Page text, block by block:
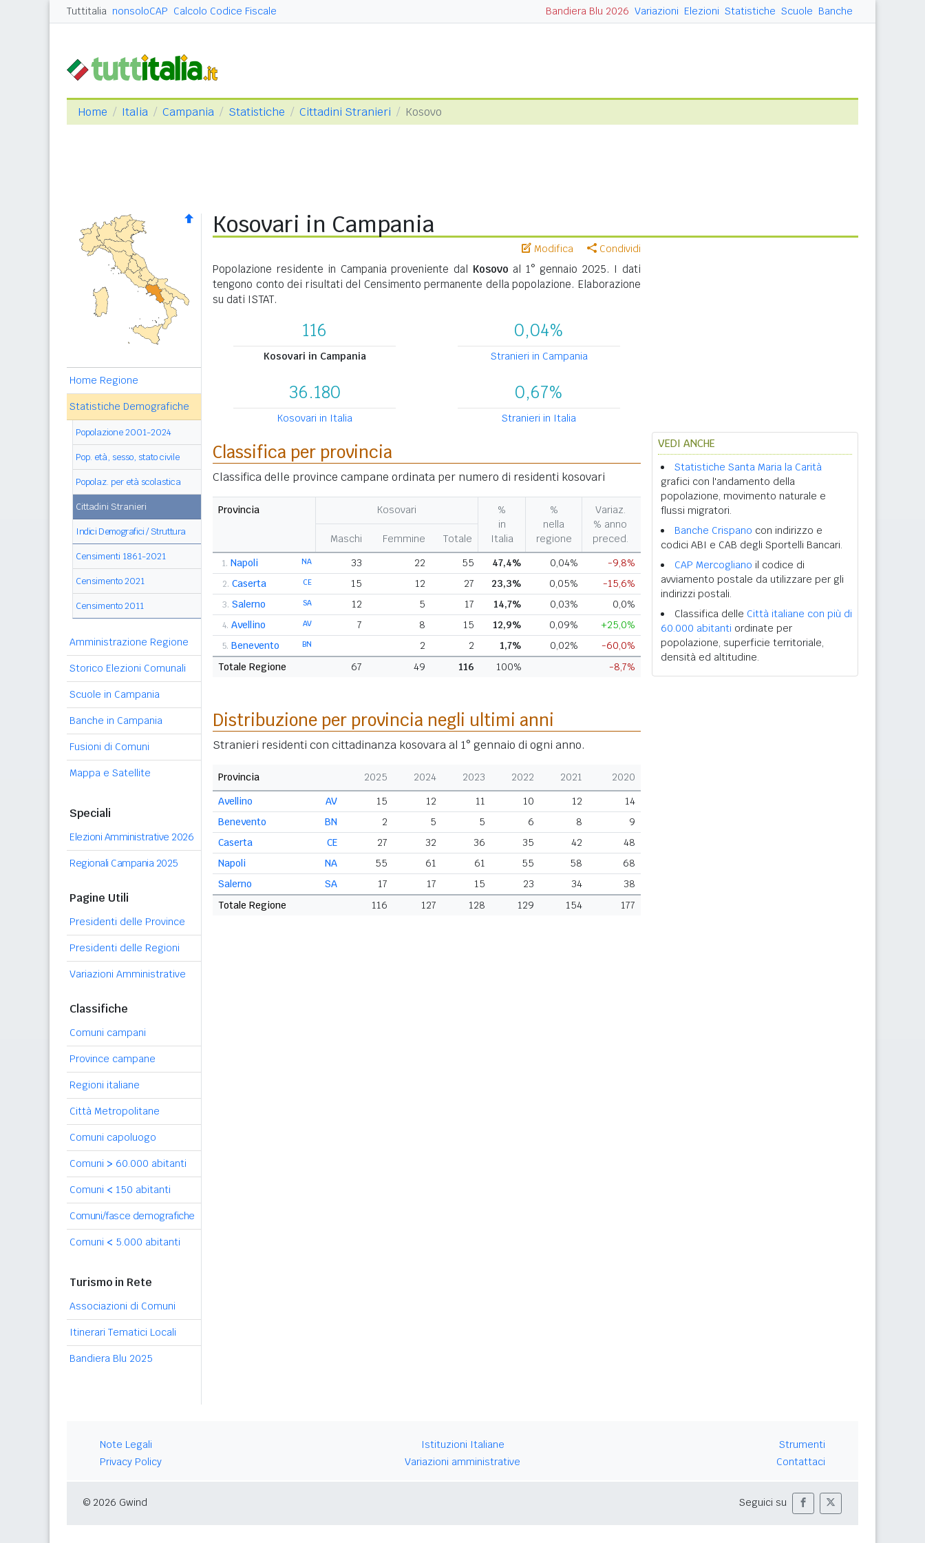
Tuttitalia nonsoloCAP Calcolo Codice Fiscale Bandiera Blu 2026 Variazioni Elezioni Statistiche Scuole Banche
Home Italia Campania Statistiche Cittadini Stranieri Kosovo
Home Regione
Statistiche Demografiche
Popolazione 2001-2024
Pop. età, sesso, stato civile
Popolaz. per età scolastica
Cittadini Stranieri
Indici Demografici / Struttura
Censimenti 1861-2021
Censimento 2021
Censimento 2011
Amministrazione Regione
Storico Elezioni Comunali
Scuole in Campania
Banche in Campania
Fusioni di Comuni
Mappa e Satellite
Speciali
Elezioni Amministrative 2026
Regionali Campania 2025
Pagine Utili
Presidenti delle Province
Presidenti delle Regioni
Variazioni Amministrative
Classifiche
Comuni campani
Province campane
Regioni italiane
Città Metropolitane
Comuni capoluogo
Comuni > 60.000 abitanti
Comuni < 150 abitanti
Comuni/fasce demografiche
Comuni < 5.000 abitanti
Turismo in Rete
Associazioni di Comuni
Itinerari Tematici Locali
Bandiera Blu 2025
Kosovari in Campania
Modifica Condividi
Popolazione residente in Campania proveniente dal Kosovo al 1° gennaio 2025. I dati
tengono conto dei risultati del Censimento permanente della popolazione. Elaborazione
su dati ISTAT.
116
Kosovari in Campania
0,04%
Stranieri in Campania
36.180
Kosovari in Italia
0,67%
Stranieri in Italia
Classifica per provincia
Classifica delle province campane ordinata per numero di residenti kosovari
Provincia Kosovari
%
in
Italia
%
nella
regione
Variaz.
% anno
preced.
Maschi Femmine Totale
1. NA
Napoli 33 22 55 47,4% 0,04% -9,8%
2. CE
Caserta 15 12 27 23,3% 0,05% -15,6%
3. SA
Salerno 12 5 17 14,7% 0,03% 0,0%
4. AV
Avellino 7 8 15 12,9% 0,09% +25,0%
5. BN
Benevento 2 2 1,7% 0,02%
-60,0%
Totale Regione
67 49 116 100% -8,7%
Distribuzione per provincia negli ultimi anni
Stranieri residenti con cittadinanza kosovara al 1° gennaio di ogni anno.
Provincia 2025 2024 2023 2022 2021
2020
AV
Avellino 15 12 11 10 12
14
BN
Benevento 2 5 5 6 8
9
CE
Caserta 27 32 36 35 42
48
NA
Napoli 55 61 61 55 58
68
SA
Salerno 17 17 15 23 34
38
Totale Regione
116 127 128 129 154 177
VEDI ANCHE
Statistiche Santa Maria la Carità
grafici con l'andamento della
popolazione, movimento naturale e
flussi migratori.
Banche Crispano con indirizzo e
codici ABI e CAB degli Sportelli Bancari.
CAP Mercogliano il codice di
avviamento postale da utilizzare per gli
indirizzi postali.
Classifica delle Città italiane con più di
60.000 abitanti ordinate per
popolazione, superficie territoriale,
densità ed altitudine.
Note Legali
Privacy Policy
Istituzioni Italiane
Variazioni amministrative
Strumenti
Contattaci
© 2026 Gwind Seguici su